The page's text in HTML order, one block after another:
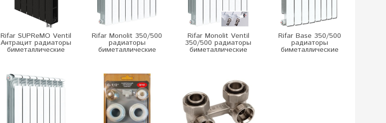
Rifar SUPReMO Ventil
Антрацит радиаторы
биметаллические
Rifar Monolit 350/500
радиаторы
биметаллические
Rifar Monolit Ventil
350/500 радиаторы
биметаллические
Rifar Base 350/500
радиаторы
биметаллические